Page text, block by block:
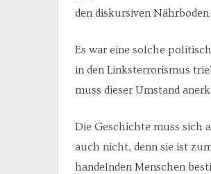
den diskursiven
Es war eine solche
in den Linksterrorismus
muss dieser Umstand
Die Geschichte muss sich
auch nicht, denn sie ist
handelnden Menschen